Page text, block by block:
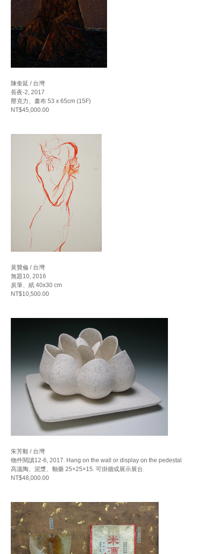
陳奎延 / 台灣
長夜-2, 2017
壓克力、畫布 53 x 65cm (15F)
NT$45,000.00
黃贊倫 / 台灣
無題10, 2016
炭筆、紙 40x30 cm
NT$10,500.00
朱芳毅 / 台灣
物件閱讀12-6, 2017. Hang on the wall or display on the pedestal
高溫陶、泥漿、釉藥 25×25×15. 可掛牆或展示展台.
NT$48,000.00